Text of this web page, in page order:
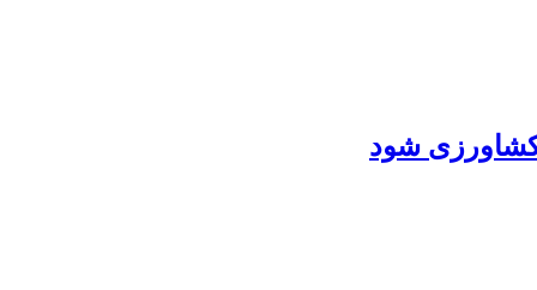
کشاورزی شود